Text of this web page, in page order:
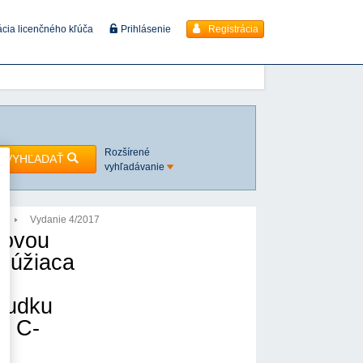
licenčného kľúča Prihlásenie Registrácia
VYHĽADAŤ
Rozšírené
vyhľadávanie
Vydanie 4/2017
C-